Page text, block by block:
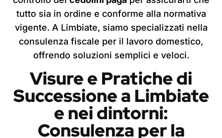
tutto sia in ordine e conforme alla normativa
vigente. A Limbiate, siamo specializzati nella
consulenza fiscale per il lavoro domestico,
offrendo soluzioni semplici e veloci.
Visure e Pratiche di
Successionea Limbiate
e nei dintorni:
Consulenza per la